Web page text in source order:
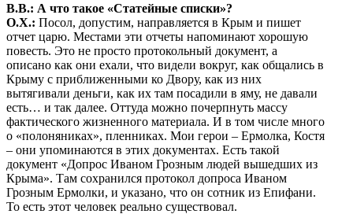
В.В.: А что такое «Статейные списки»?
О.Х.: Посол, допустим, направляется в Крым и пишет
отчет царю. Местами эти отчеты напоминают хорошую
повесть. Это не просто протокольный документ, а
описано как они ехали, что видели вокруг, как общались в
Крыму с приближенными ко Двору, как из них
вытягивали деньги, как их там посадили в яму, не давали
есть… и так далее. Оттуда можно почерпнуть массу
фактического жизненного материала. И в том числе много
о «полоняниках», пленниках. Мои герои – Ермолка, Костя
– они упоминаются в этих документах. Есть такой
документ «Допрос Иваном Грозным людей вышедших из
Крыма». Там сохранился протокол допроса Иваном
Грозным Ермолки, и указано, что он сотник из Епифани.
То есть этот человек реально существовал.